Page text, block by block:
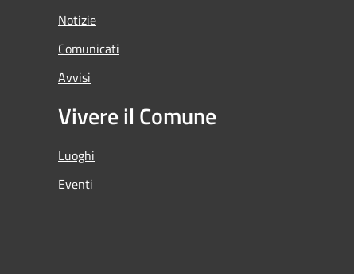
Notizie
Comunicati
Avvisi
Vivere il Comune
Luoghi
Eventi